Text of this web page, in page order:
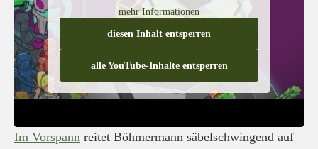
mehr Informationen
diesen Inhalt entsperren
alle YouTube-Inhalte entsperren
Im Vorspann reitet Böhmermann säbelschwingend auf